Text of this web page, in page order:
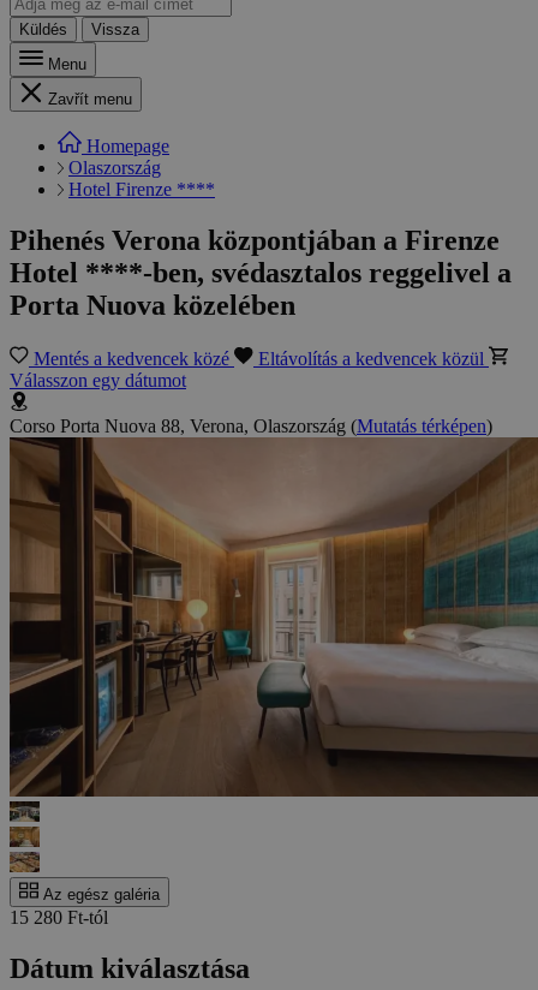
Küldés
Vissza
Menu
Zavřít menu
Homepage
Olaszország
Hotel Firenze ****
Pihenés Verona központjában a Firenze
Hotel ****-ben, svédasztalos reggelivel a
Porta Nuova közelében
Mentés a kedvencek közé
Eltávolítás a kedvencek közül
Válasszon egy dátumot
Corso Porta Nuova 88, Verona, Olaszország (Mutatás térképen)
Az egész galéria
15 280 Ft-tól
Dátum kiválasztása